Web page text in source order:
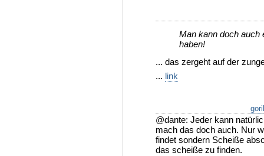
Man kann doch auch
haben!
... das zergeht auf der
... link
@dante: Jeder kann
mach das doch auch. Nur
findet sondern Scheiße
das scheiße zu finden.